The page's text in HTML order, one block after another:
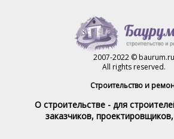
2007-2022 © baurum.ru
All rights reserved.
Строительство и
О строительстве - для
заказчиков,